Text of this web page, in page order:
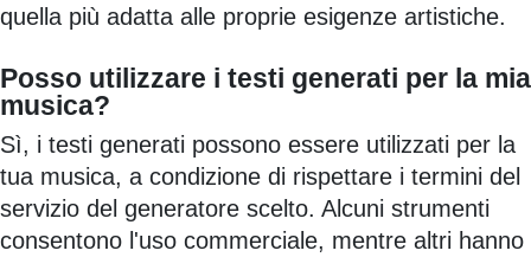
quella più adatta alle proprie esigenze artistiche.
Posso utilizzare i testi generati per la mia
musica?
Sì, i testi generati possono essere utilizzati per la
tua musica, a condizione di rispettare i termini del
servizio del generatore scelto. Alcuni strumenti
consentono l'uso commerciale, mentre altri hanno